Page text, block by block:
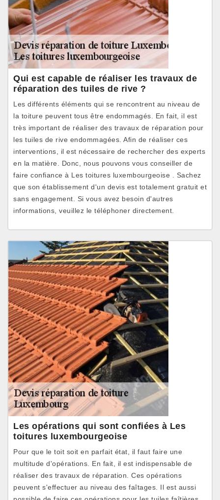
Qui est capable de réaliser les travaux de
réparation des tuiles de rive ?
Les différents éléments qui se rencontrent au niveau de
la toiture peuvent tous être endommagés. En fait, il est
très important de réaliser des travaux de réparation pour
les tuiles de rive endommagées. Afin de réaliser ces
interventions, il est nécessaire de rechercher des experts
en la matière. Donc, nous pouvons vous conseiller de
faire confiance à Les toitures luxembourgeoise . Sachez
que son établissement d'un devis est totalement gratuit et
sans engagement. Si vous avez besoin d'autres
informations, veuillez le téléphoner directement.
Les opérations qui sont confiées à Les
toitures luxembourgeoise
Pour que le toit soit en parfait état, il faut faire une
multitude d'opérations. En fait, il est indispensable de
réaliser des travaux de réparation. Ces opérations
peuvent s'effectuer au niveau des faîtages. Il est aussi